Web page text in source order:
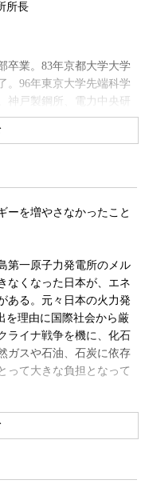
所長
卒業。83年京都大学大学
。96年東京大学先端科学
神戸製鋼所、電力中央研
エネルギー政策研究所を
、『北欧のエネルギーデ
ー進化論
を増やさなかったこと
第一原子力発電所のメル
なくなった日本が、エネ
ある。元々日本の火力発
を理由に国際社会から厳
ライナ戦争を機に、化石
ガスや石油、石炭に依存
って大きな負担となって
発事故を機に日本は再
めたはずだったにもかか
ネルギー全体に占める再
準の10％程度にとどまっ